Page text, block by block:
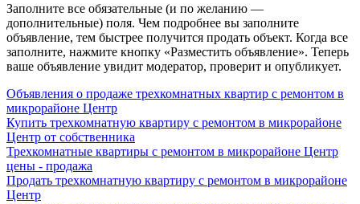
Заполните все обязательные (и по желанию —
дополнительные) поля. Чем подробнее вы заполните
объявление, тем быстрее получится продать объект. Когда все
заполните, нажмите кнопку «Разместить объявление». Теперь
ваше объявление увидит модератор, проверит и опубликует.
Объявления о продаже трехкомнатных квартир с ремонтом в
микрорайоне Центр
Купить трехкомнатную квартиру с ремонтом в микрорайоне
Центр от собственника
Трехкомнатные квартиры с ремонтом в микрорайоне Центр
цены - продажа
Продать трехкомнатную квартиру с ремонтом в микрорайоне
Центр